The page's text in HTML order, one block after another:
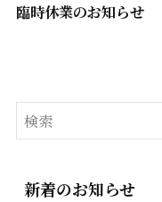
臨時休業のお知らせ
新着のお知らせ